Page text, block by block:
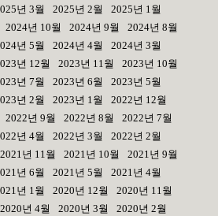
년 3월 2025년 2월
2025년 1월
2024년 10월 2024년 9월
2024년 8월
년 5월 2024년 4월
2024년 3월
년 12월 2023년 11월
2023년 10월
년 7월 2023년 6월
2023년 5월
년 2월 2023년 1월
2022년 12월
2022년 9월 2022년 8월
2022년 7월
년 4월 2022년 3월
2022년 2월
2021년 11월 2021년 10월
2021년 9월
년 6월 2021년 5월
2021년 4월
년 1월 2020년 12월
2020년 11월
2020년 4월 2020년 3월
2020년 2월